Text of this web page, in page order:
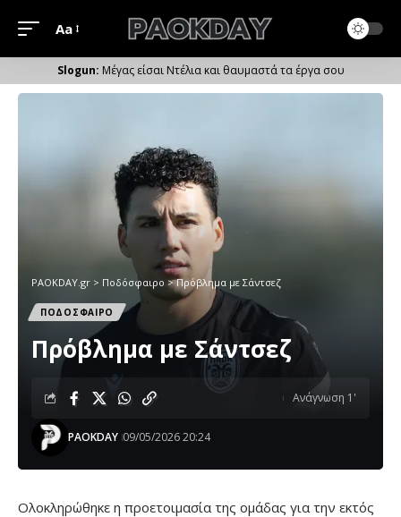
Μέγεθος
Γραμματοσειράς
Aa
Μέγας είσαι Ντέλια και θαυμαστά τα έργα σου
PAOKDAY.gr > Ποδόσφαιρο >Πρόβλημα με Σάντσεζ
ΠΟΔΟΣΦΑΙΡΟ
Πρόβλημα με Σάντσεζ
PAOKDAY 09/05/2026 20:24
Ανάγνωση 1'
Ολοκληρώθηκε η προετοιμασία της ομάδας για την εκτός